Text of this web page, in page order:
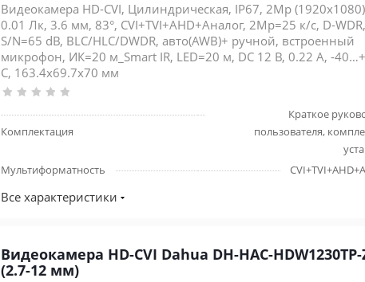
Видеокамера HD-CVI, Цилиндрическая, IP67, 2Mp
0.01 Лк, 3.6 мм, 83°, CVI+TVI+AHD+Аналог, 2Mp=25 к/с, D-WDR,
S/N=65 dB, BLC/HLC/DWDR, авто(AWB)+ ручной, встроенный
микрофон, ИК=20 м_Smart IR, LED=20 м, DC 12 В, 0.22 А, -
С, 163.4x69.7x70 мм
Комплектация
Краткое
пользователя,
Мультиформатность
Все характеристики
Видеокамера HD-CVI Dahua DH-HAC-HDW1230TP-
(2.7-12 мм)